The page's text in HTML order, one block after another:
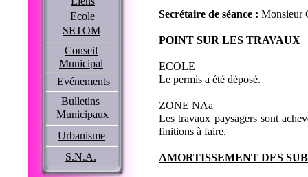
Secrétaire de séance : Monsieur
POINT SUR LES TRAVAUX
ECOLE
Le permis a été déposé.
ZONE NAa
Les travaux paysagers sont
finitions à faire.
AMORTISSEMENT DES
Ecole
SETOM
Conseil
Municipal
Evénements
Bulletins
Municipaux
Urbanisme
S.N.A.